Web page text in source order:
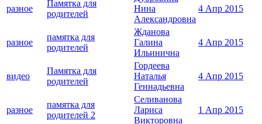
разное
Памятка для
родителей
Нина
Александровна
4 Апр 2015
разное
памятка для
родителей
Жданова
Галина
Ильинична
4 Апр 2015
видео
Памятка для
родителей
Гордеева
Наталья
Геннадьевна
4 Апр 2015
разное
памятка для
родителей 2
Селиванова
Лариса
Викторовна
1 Апр 2015